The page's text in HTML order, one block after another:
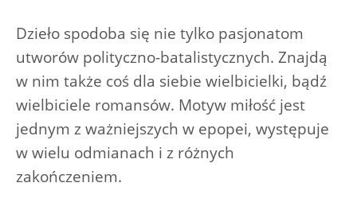
Dzieło spodoba się nie tylko pasjonatom
utworów polityczno-batalistycznych. Znajdą
w nim także coś dla siebie wielbicielki, bądź
wielbiciele romansów. Motyw miłość jest
jednym z ważniejszych w epopei, występuje
w wielu odmianach i z różnych
zakończeniem.